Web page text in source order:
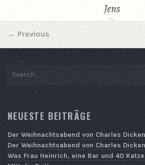
Jens
← Previous
NEUESTE BEITRÄGE
Der Weihnachtsabend von Charles
Der Weihnachtsabend von Charles
Was Frau Heinrich, eine Bar und 40